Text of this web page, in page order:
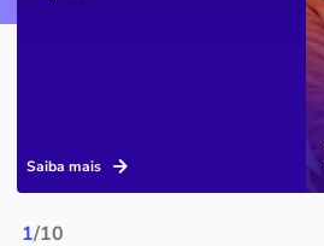
1/10
Saiba mais